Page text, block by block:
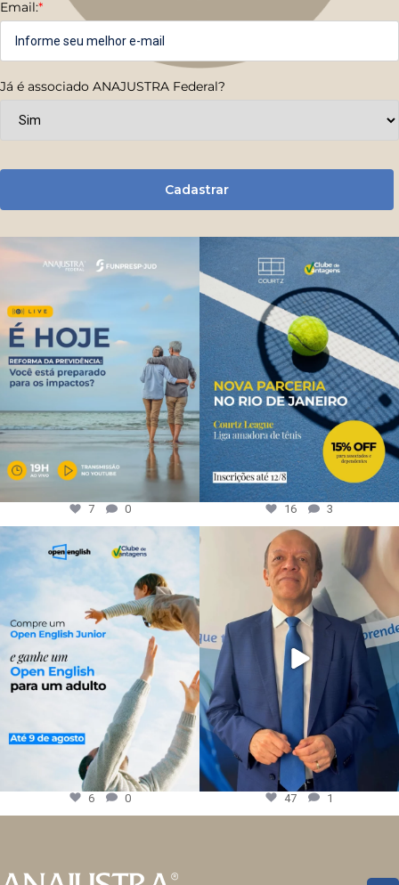
Email:*
Já é associado ANAJUSTRA Federal?
Cadastrar
7 0 16 3
6 0 47 1